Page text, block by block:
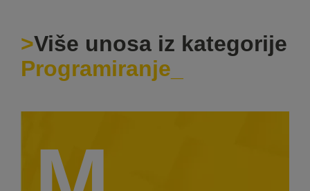
Više unosa iz kategorije
Programiranje